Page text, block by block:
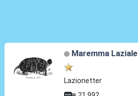
Maremma Laziale
Lazionetter